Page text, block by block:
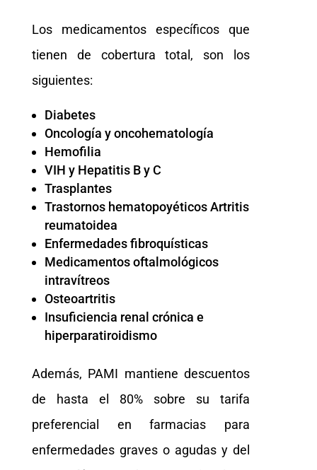
Los medicamentos específicos que
tienen de cobertura total, son los
siguientes:
Diabetes
Oncología y oncohematología
Hemofilia
VIH y Hepatitis B y C
Trasplantes
Trastornos hematopoyéticos Artritis
reumatoidea
Enfermedades fibroquísticas
Medicamentos oftalmológicos
intravítreos
Osteoartritis
Insuficiencia renal crónica e
hiperparatiroidismo
Además, PAMI mantiene descuentos
de hasta el 80% sobre su tarifa
preferencial en farmacias para
enfermedades graves o agudas y del